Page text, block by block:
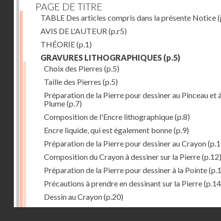
PAGE DE TITRE
TABLE Des articles compris dans la présente Notice
AVIS DE L'AUTEUR (p.r5)
THÉORIE(p.1)
GRAVURES LITHOGRAPHIQUES (p.5)
Choix des Pierres (p.5)
Taille des Pierres (p.5)
Préparation de la Pierre pour dessiner au Pinceau et
Plume(p.7)
Composition de l'Encre lithographique(p.8)
Encre liquide, qui est également bonne(p.9)
Préparation de la Pierre pour dessiner au Crayon
Composition du Crayon à dessiner sur la Pierre(p.12)
Préparation de la Pierre pour dessiner à la Pointe
Précautions à prendre en dessinant sur la Pierre
Dessin au Crayon(p.20)
Dessin à l'Encre(p.21)